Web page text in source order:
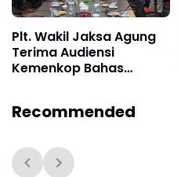
Plt. Wakil Jaksa Agung
Terima Audiensi
Kemenkop Bahas
Koperasi Desa Merah
Recommended